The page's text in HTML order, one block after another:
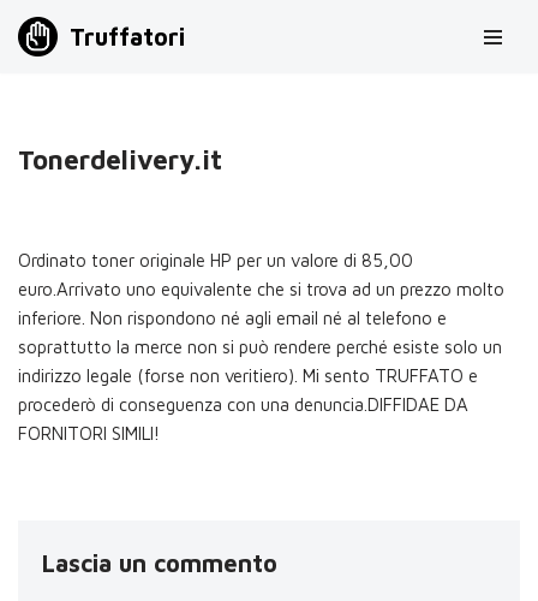
Truffatori
Tonerdelivery.it
Ordinato toner originale HP per un valore di 85,00
euro.Arrivato uno equivalente che si trova ad un prezzo molto
inferiore. Non rispondono né agli email né al telefono e
soprattutto la merce non si può rendere perché esiste solo un
indirizzo legale (forse non veritiero). Mi sento TRUFFATO e
procederò di conseguenza con una denuncia.DIFFIDAE DA
FORNITORI SIMILI!
Lascia un commento